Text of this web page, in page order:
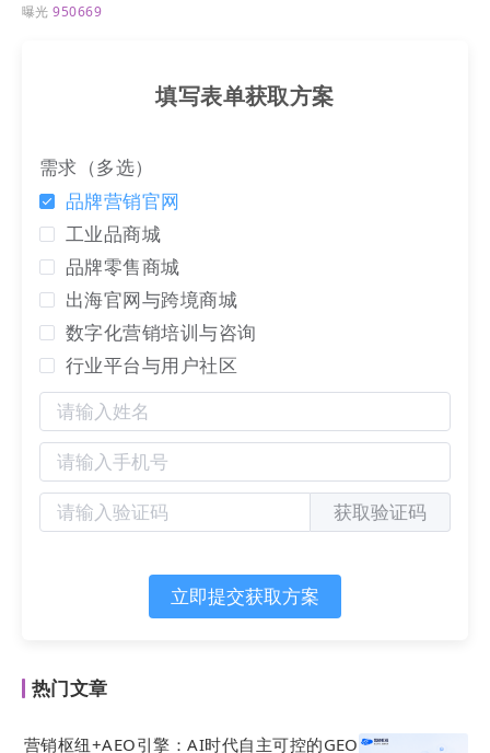
机试验、中国英雄钢笔、“振兴杯”全国青年职业技能大
内的标杆客户。
字化运营服务提供商。
创始人
LTD的创始人是浙江瑞安商人许远东（英文名：Adam）
是一个具备传奇色彩的人物。在创立LTD之前已经是二
十二科技集团（ 22
上个世纪末，伴随着第三次工业革命的结束，互联网的
有越来越多企业选择用互联网做生意。于是，1999年还
在大学读书的他，就早早的开启了自己的互联网探索之
期间，他建立并运营中国最早最大的汽车配件行业门户
曝光950669
填写表单获取方案
需求（多选）
品牌营销官网
工业品商城
品牌零售商城
出海官网与跨境商城
数字化营销培训与咨询
行业平台与用户社区
获取验证码
立即提交获取方案
热门文章
营销枢纽+AEO引擎：AI时代自主可控的GEO